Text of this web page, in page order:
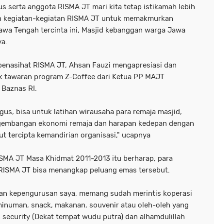
serta anggota RISMA JT mari kita tetap istikamah lebih
kegiatan-kegiatan RISMA JT untuk memakmurkan
Tengah tercinta ini, Masjid kebanggan warga Jawa
RISMA JT, Ahsan Fauzi mengapresiasi dan
tawaran program Z-Coffee dari Ketua PP MAJT
RI.
bisa untuk latihan wirausaha para remaja masjid,
ekonomi remaja dan harapan kedepan dengan
tercipta kemandirian organisasi," ucapnya
JT Masa Khidmat 2011-2013 itu berharap, para
JT bisa menangkap peluang emas tersebut.
kepengurusan saya, memang sudah merintis koperasi
snack, makanan, souvenir atau oleh-oleh yang
security (Dekat tempat wudu putra) dan alhamdulillah